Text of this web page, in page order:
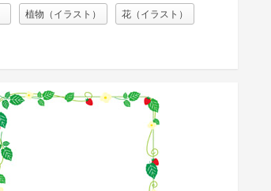
植物（イラスト） 花（イラスト）